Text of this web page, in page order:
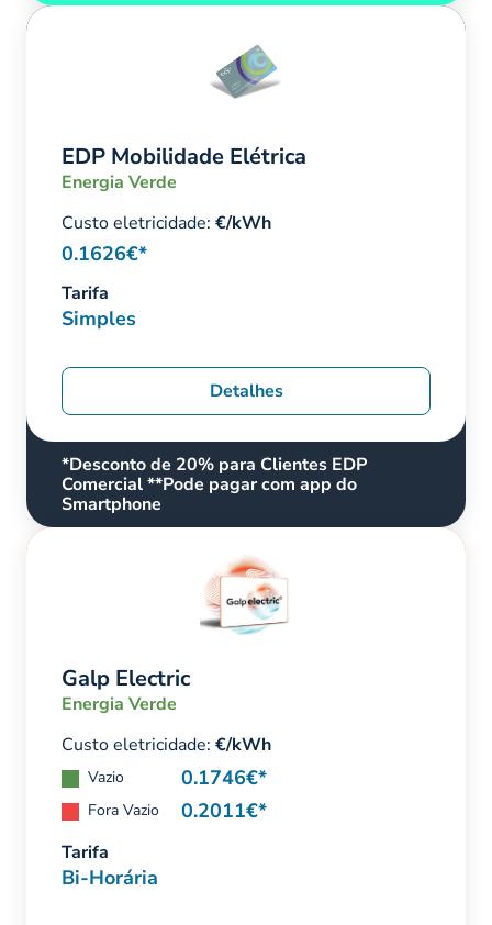
EDP Mobilidade Elétrica
Energia Verde
Custo eletricidade: €/kWh
0.1626€*
Tarifa
Simples
Detalhes
*Desconto de 20% para Clientes EDP
Comercial **Pode pagar com app do
Smartphone
Galp Electric
Energia Verde
Custo eletricidade: €/kWh
Vazio 0.1746€*
Fora Vazio 0.2011€*
Tarifa
Bi-Horária